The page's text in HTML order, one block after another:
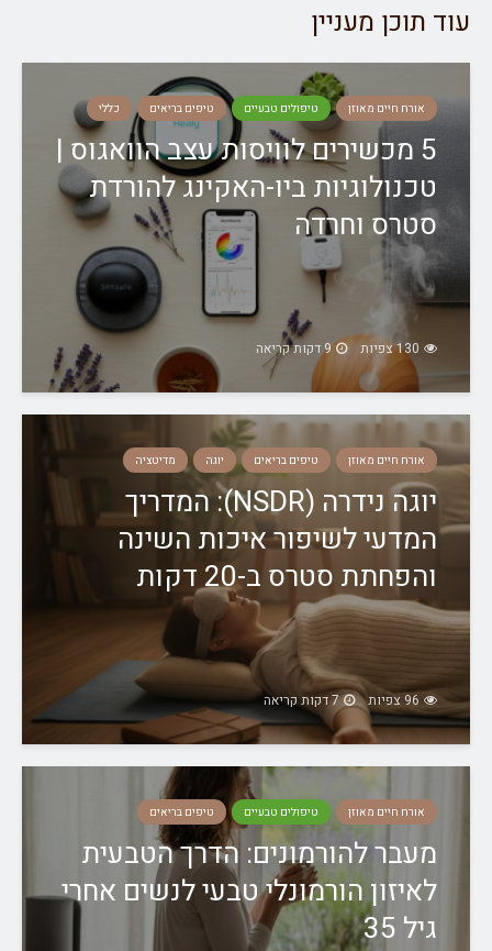
עוד תוכן מעניין
אורח חיים מאוזן טיפולים טבעיים טיפים בריאים כללי
5 מכשירים לוויסות עצב הוואגוס |
טכנולוגיות ביו-האקינג להורדת
סטרס וחרדה
130 צפיות 9 דקות קריאה
אורח חיים מאוזן טיפים בריאים יוגה מדיטציה
יוגה נידרה (NSDR): המדריך
המדעי לשיפור איכות השינה
והפחתת סטרס ב-20 דקות
96 צפיות 7 דקות קריאה
אורח חיים מאוזן טיפולים טבעיים טיפים בריאים
מעבר להורמונים: הדרך הטבעית
לאיזון הורמונלי טבעי לנשים אחרי
גיל 35